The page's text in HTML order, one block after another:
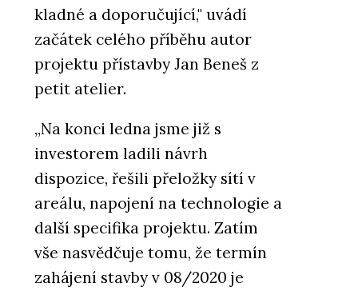
kladné a doporučující," uvádí
začátek celého příběhu autor
projektu přístavby Jan Beneš z
petit atelier.
„Na konci ledna jsme již s
investorem ladili návrh
dispozice, řešili přeložky sítí v
areálu, napojení na technologie a
další specifika projektu. Zatím
vše nasvědčuje tomu, že termín
zahájení stavby v 08/2020 je